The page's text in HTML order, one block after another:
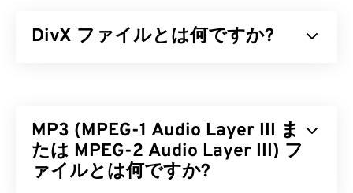
DivX ファイルとは何ですか?
コンテナーが含まれています。DMFは、チャプタ
ー、キャプション、複数の字幕（XSUB ）、メニ
ュー、複数のオーディオトラック、複数のビデオス
MP3 (MPEG-1 Audio Layer III ま
たは MPEG-2 Audio Layer III) フ
ァイルとは何ですか?